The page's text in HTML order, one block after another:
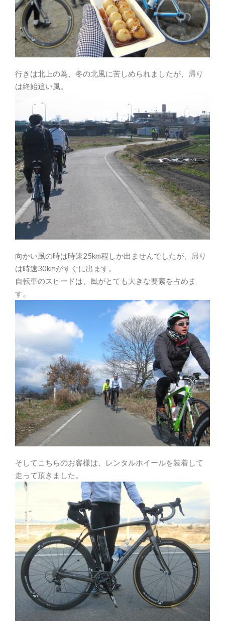
行きは北上の為、冬の北風に苦しめられましたが、帰り
は終始追い風。
向かい風の時は時速25km程しか出ませんでしたが、帰り
は時速30kmがすぐに出ます。
自転車のスピードは、風がとても大きな要素を占めま
す。
そしてこちらのお客様は、レンタルホイールを装着して
走って頂きました。